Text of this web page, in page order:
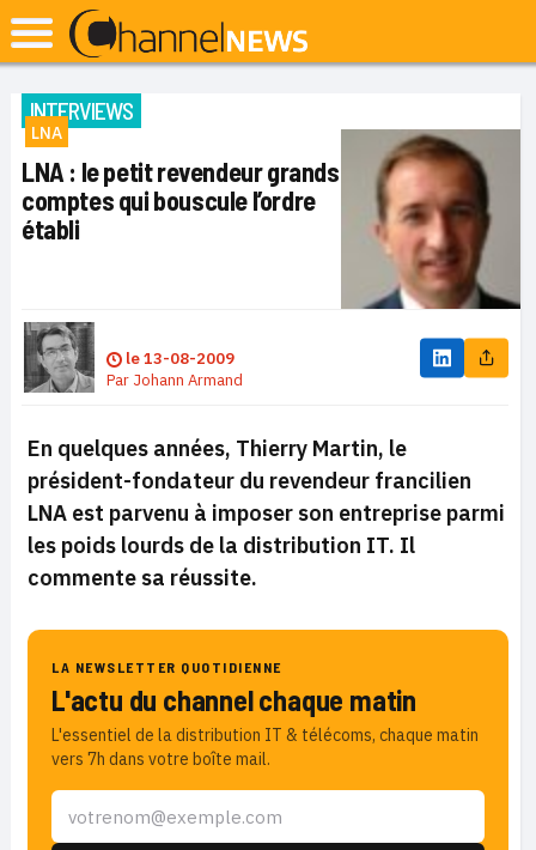
INTERVIEWS
LNA
LNA : le petit revendeur grands
comptes qui bouscule l’ordre
établi
le13-08-2009
Par Johann Armand
En quelques années, Thierry Martin, le
président-fondateur du revendeur francilien
LNA est parvenu à imposer son entreprise parmi
les poids lourds de la distribution IT. Il
commente sa réussite.
LA NEWSLETTER QUOTIDIENNE
L'actu du channel chaque matin
L'essentiel de la distribution IT & télécoms, chaque matin
vers 7h dans votre boîte mail.